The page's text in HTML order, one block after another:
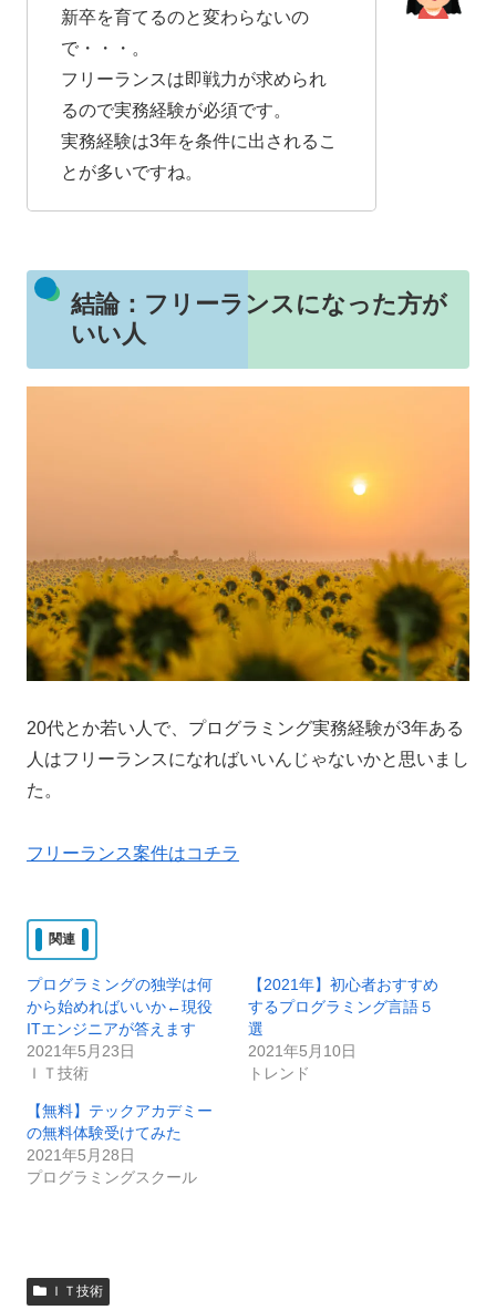
新卒を育てるのと変わらないの
で・・・。
フリーランスは即戦力が求められ
るので実務経験が必須です。
実務経験は3年を条件に出されるこ
とが多いですね。
結論：フリーランスになった方が
いい人
20代とか若い人で、プログラミング実務経験が3年ある
人はフリーランスになればいいんじゃないかと思いまし
た。
フリーランス案件はコチラ
関連
プログラミングの独学は何
から始めればいいか←現役
ITエンジニアが答えます
2021年5月23日
ＩＴ技術
【2021年】初心者おすすめ
するプログラミング言語５
選
2021年5月10日
トレンド
【無料】テックアカデミー
の無料体験受けてみた
2021年5月28日
プログラミングスクール
ＩＴ技術